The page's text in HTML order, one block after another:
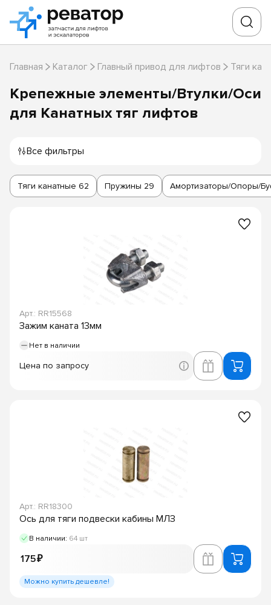
Главная Каталог Главный привод для лифтов Тяги
Крепежные элементы/Втулки/Оси
для Канатных тяг лифтов
Все фильтры
Тяги канатные 62 Пружины 29 Амортизаторы/Опоры/
Арт.: RR15568
Зажим каната 13мм
Нет в наличии
Цена по запросу
Арт.: RR18300
Ось для тяги подвески кабины МЛЗ
В наличии: 64 шт
175 ₽
Можно купить дешевле!